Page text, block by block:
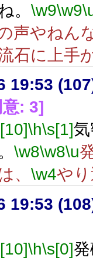
。 \w9\w9
声やねん
石に上手
19:53
意: 3]
\h\s[1]
\w8\w8\u
、 \w4や
19:53
\h\s[0]